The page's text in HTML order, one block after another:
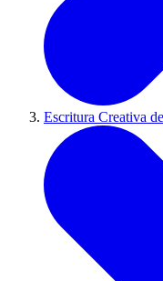
Escritura Creativa